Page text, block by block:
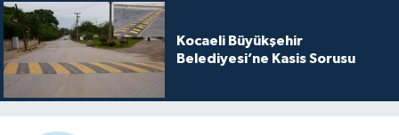
Kocaeli Büyükşehir
Belediyesi’ne Kasis Sorusu